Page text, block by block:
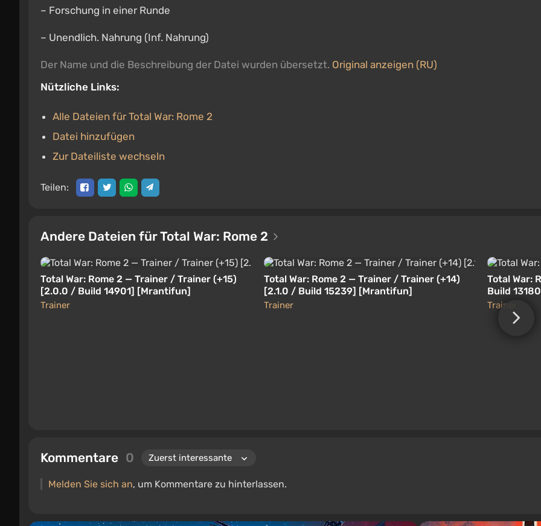
– Forschung in einer Runde
– Unendlich. Nahrung (Inf. Nahrung)
Der Name und die Beschreibung der Datei wurden übersetzt. Original anzeigen (RU)
Nützliche Links:
Alle Dateien für Total War: Rome 2
Datei hinzufügen
Zur Dateiliste wechseln
Teilen:
Andere Dateien für Total War: Rome 2
Total War: Rome 2 — Trainer / Trainer (+15)
[2.0.0 / Build 14901] [Mrantifun]
Trainer
Total War: Rome 2 — Trainer / Trainer (+14)
[2.1.0 / Build 15239] [Mrantifun]
Trainer
Total War:
Build
Trainer
Kommentare 0
Melden Sie sich an, um Kommentare zu hinterlassen.